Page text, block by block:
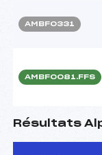
AMBF0331
AMBF0081.FFS
Résultats